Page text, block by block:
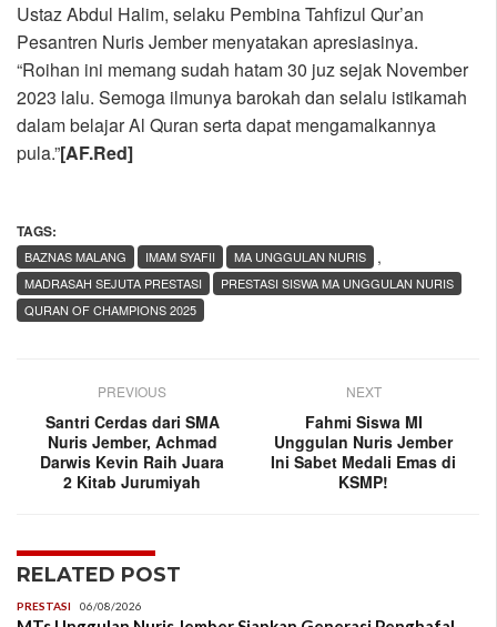
Ustaz Abdul Halim, selaku Pembina Tahfizul Qur’an
Pesantren Nuris Jember menyatakan apresiasinya.
“Roihan ini memang sudah hatam 30 juz sejak November
2023 lalu. Semoga ilmunya barokah dan selalu istikamah
dalam belajar Al Quran serta dapat mengamalkannya
pula.”[AF.Red]
TAGS:
,
BAZNAS MALANG IMAM SYAFII
MA UNGGULAN NURIS
MADRASAH SEJUTA PRESTASI
PRESTASI SISWA MA UNGGULAN NURIS
QURAN OF CHAMPIONS 2025
PREVIOUS
Santri Cerdas dari SMA
Nuris Jember, Achmad
Darwis Kevin Raih Juara
2 Kitab Jurumiyah
NEXT
Fahmi Siswa MI
Unggulan Nuris Jember
Ini Sabet Medali Emas di
KSMP!
RELATED POST
PRESTASI 06/08/2026